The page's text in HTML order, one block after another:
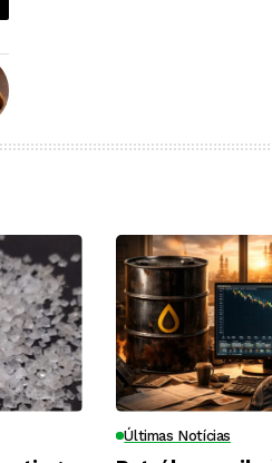
Últimas Notícias